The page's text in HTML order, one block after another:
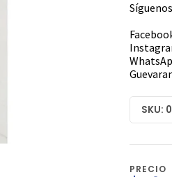
SKU:
PRECIO